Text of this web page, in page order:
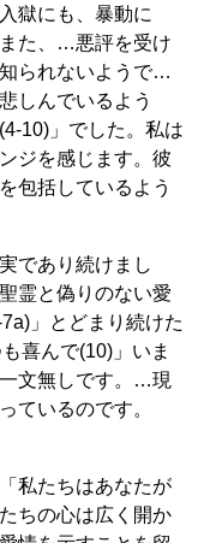
獄にも、暴動に
た、…悪評を受け
られないようで…
しんでいるよう
10)」でした。私は
ジを感じます。彼
包括しているよう
であり続けまし
霊と偽りのない愛
」とどまり続けた
喜んで(10)」いま
文無しです。…現
ているのです。
私たちはあなたが
ちの心は広く開か